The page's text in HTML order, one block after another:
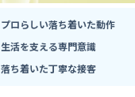
プロらしい落ち着いた動作
生活を支える専門意識
落ち着いた丁寧な接客